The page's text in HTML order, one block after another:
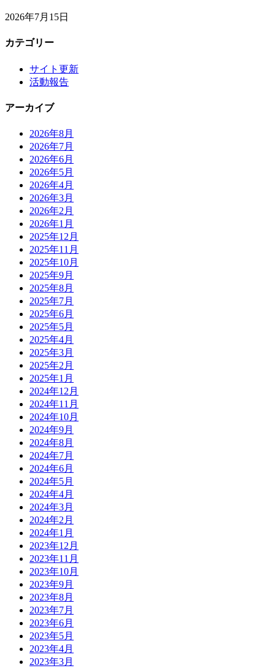
2026年7月15日
カテゴリー
サイト更新
活動報告
アーカイブ
2026年8月
2026年7月
2026年6月
2026年5月
2026年4月
2026年3月
2026年2月
2026年1月
2025年12月
2025年11月
2025年10月
2025年9月
2025年8月
2025年7月
2025年6月
2025年5月
2025年4月
2025年3月
2025年2月
2025年1月
2024年12月
2024年11月
2024年10月
2024年9月
2024年8月
2024年7月
2024年6月
2024年5月
2024年4月
2024年3月
2024年2月
2024年1月
2023年12月
2023年11月
2023年10月
2023年9月
2023年8月
2023年7月
2023年6月
2023年5月
2023年4月
2023年3月